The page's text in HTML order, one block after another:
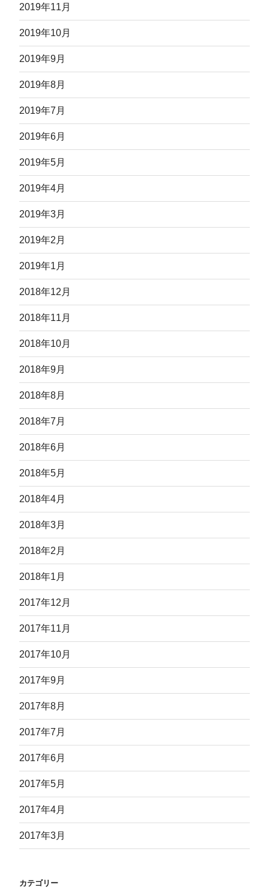
2019年11月
2019年10月
2019年9月
2019年8月
2019年7月
2019年6月
2019年5月
2019年4月
2019年3月
2019年2月
2019年1月
2018年12月
2018年11月
2018年10月
2018年9月
2018年8月
2018年7月
2018年6月
2018年5月
2018年4月
2018年3月
2018年2月
2018年1月
2017年12月
2017年11月
2017年10月
2017年9月
2017年8月
2017年7月
2017年6月
2017年5月
2017年4月
2017年3月
カテゴリー